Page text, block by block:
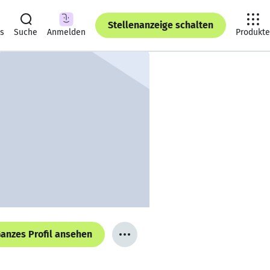
Suche Anmelden
Stellenanzeige schalten
Produkte
Profil ansehen